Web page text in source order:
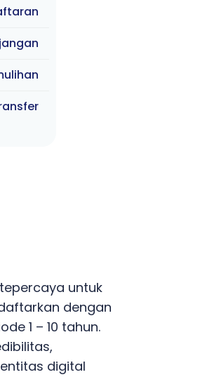
untuk
dengan
1 – 10 tahun.
digital